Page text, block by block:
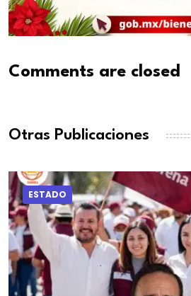
Comments are closed
Otras Publicaciones
ESTADO